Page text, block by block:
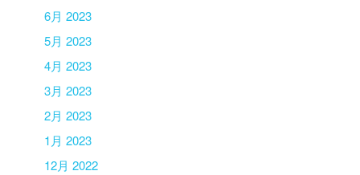
6月 2023
5月 2023
4月 2023
3月 2023
2月 2023
1月 2023
12月 2022